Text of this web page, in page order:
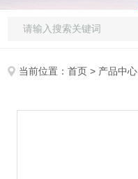
当前位置：首页 > 产品中心